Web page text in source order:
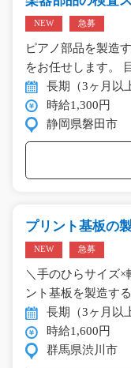
NEW 急募
ピアノ部品を製造
をお任せします。
長期（3ヶ月以
時給1,300円
静岡県磐田市
プリント基板の
NEW 急募
＼手のひらサイズ×
ント基板を製造す
長期（3ヶ月以
時給1,600円
群馬県渋川市